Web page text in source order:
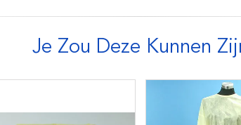
Je Zou Deze Kunnen